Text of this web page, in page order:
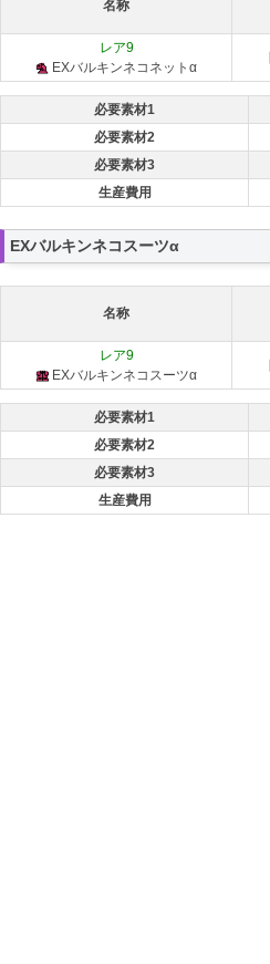
名称
レア9
EXバルキンネコネットα
必要素材1
必要素材2
必要素材3
生産費用
EXバルキンネコスーツα
名称
レア9
EXバルキンネコスーツα
必要素材1
必要素材2
必要素材3
生産費用